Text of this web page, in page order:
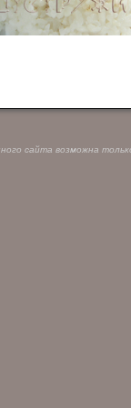
сайта возможна